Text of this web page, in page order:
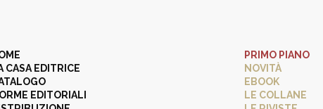
CASA EDITRICE
EDITORIALI
PRIMO PIANO
NOVITÀ
EBOOK
LE COLLANE